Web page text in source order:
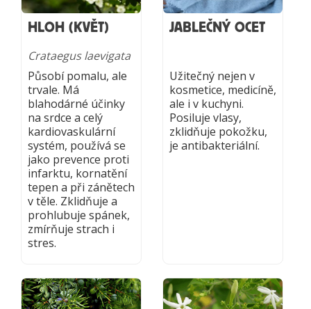
HLOH (KVĚT)
Crataegus laevigata
Působí pomalu, ale
trvale. Má
blahodárné účinky
na srdce a celý
kardiovaskulární
systém, používá se
jako prevence proti
infarktu, kornatění
tepen a při zánětech
v těle. Zklidňuje a
prohlubuje spánek,
zmírňuje strach i
stres.
JABLEČNÝ OCET
Užitečný nejen v
kosmetice, medicíně,
ale i v kuchyni.
Posiluje vlasy,
zklidňuje pokožku,
je antibakteriální.